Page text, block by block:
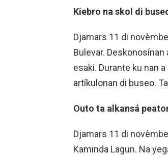
Kiebro na skol di
Djamars 11 di
Bulevar.
esaki. Durante ku nan
artíkulonan di buseo.
Outo ta alkansá
Djamars 11 di
Kaminda Lagun. Na